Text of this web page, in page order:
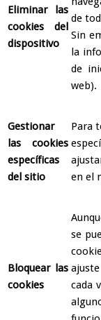
Eliminar las
cookies del
dispositivo
de
Sin
la
de
web).
Gestionar
las cookies
específicas
del sitio
Para
en el
Bloquear las
cookies
se
cada